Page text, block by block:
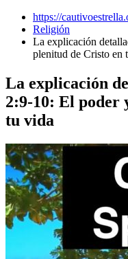
https://
Religión
La explicación
plenitud de Cristo en
La explicación
2:9-10: El poder
tu vida